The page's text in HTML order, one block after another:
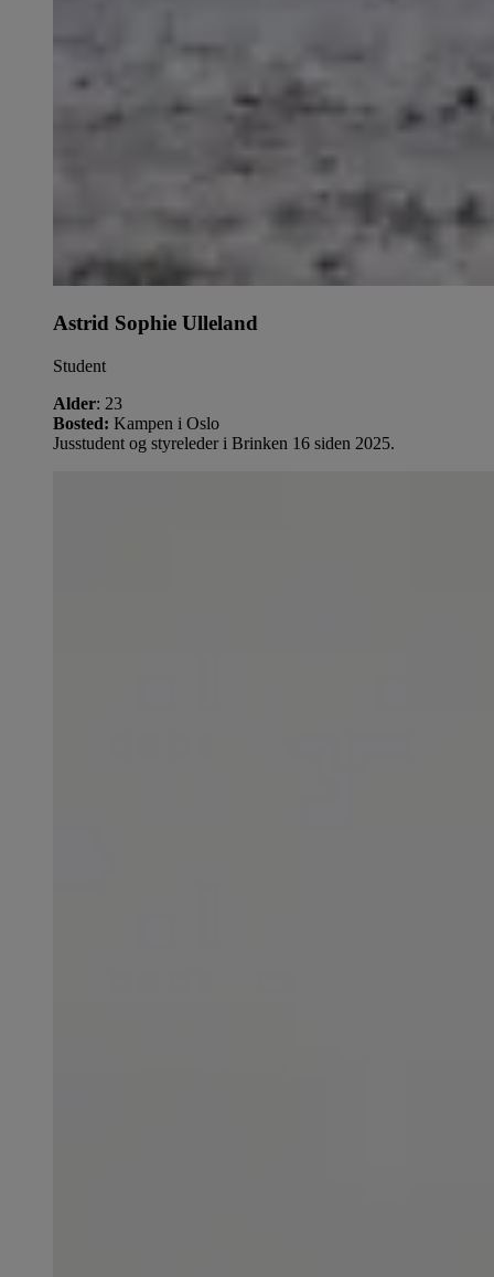
Astrid Sophie Ulleland
Student
Alder: 23
Bosted: Kampen i Oslo
Jusstudent og styreleder i Brinken 16 siden 2025.